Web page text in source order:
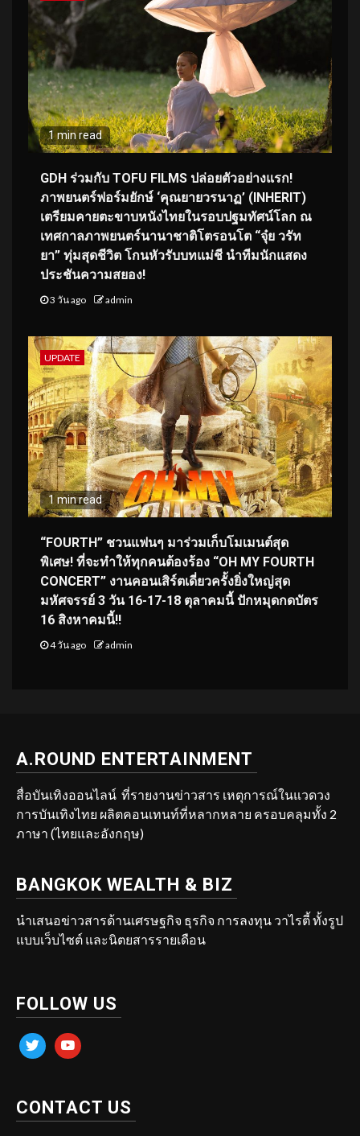
1 min read
GDH ร่วมกับ TOFU FILMS ปล่อยตัวอย่างแรก!
ภาพยนตร์ฟอร์มยักษ์ ‘คุณยายวรนาฏ’ (INHERIT)
เตรียมคายตะขาบหนังไทยในรอบปฐมทัศน์โลก ณ
เทศกาลภาพยนตร์นานาชาติโตรอนโต “จุ๋ย วรัท
ยา” ทุ่มสุดชีวิต โกนหัวรับบทแม่ชี นำทีมนักแสดง
ประชันความสยอง!
3 วัน ago admin
UPDATE
1 min read
“FOURTH” ชวนแฟนๆ มาร่วมเก็บโมเมนต์สุด
พิเศษ! ที่จะทำให้ทุกคนต้องร้อง “OH MY FOURTH
CONCERT” งานคอนเสิร์ตเดี่ยวครั้งยิ่งใหญ่สุด
มหัศจรรย์ 3 วัน 16-17-18 ตุลาคมนี้ ปักหมุดกดบัตร
16 สิงหาคมนี้!!
4 วัน ago admin
A.ROUND ENTERTAINMENT
สื่อบันเทิงออนไลน์ ที่รายงานข่าวสาร เหตุการณ์ในแวดวง
การบันเทิงไทย ผลิตคอนเทนท์ที่หลากหลาย ครอบคลุมทั้ง 2
ภาษา (ไทยและอังกฤษ)
BANGKOK WEALTH & BIZ
นำเสนอข่าวสารด้านเศรษฐกิจ ธุรกิจ การลงทุน วาไรตี้ ทั้งรูป
แบบเว็บไซต์ และนิตยสารรายเดือน
FOLLOW US
twitter youtube
CONTACT US